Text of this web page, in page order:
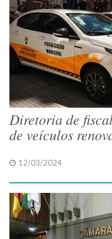
Diretoria de
de veículos
12/03/2024